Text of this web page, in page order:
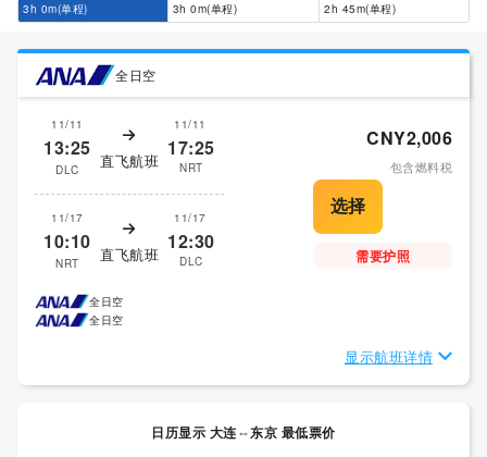
3h 0m(单程) 3h 0m(单程) 2h 45m(单程)
全日空
11/11
13:25
DLC 直飞航班
11/11
17:25
NRT
11/17
10:10
NRT 直飞航班
11/17
12:30
DLC
CNY2,006
包含燃料税
需要护照
全日空
全日空
显示航班详情
日历显示 大连⇔东京 最低票价